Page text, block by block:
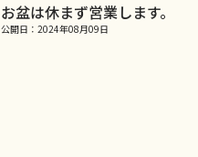
お盆は休まず営業します。
公開日：2024年08月09日